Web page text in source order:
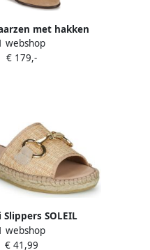
met hakken
NORAYA
webshop
€ 179,-
Slippers SOLEIL
webshop
€ 41,99